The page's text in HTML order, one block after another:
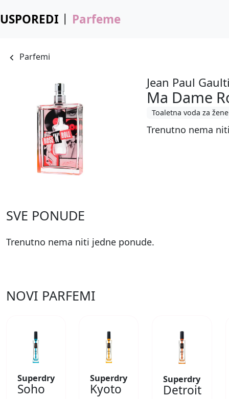
USPOREDI Parfeme
Parfemi
Jean Paul
Ma Dame
Toaletna voda za žene
Trenutno nema
SVE PONUDE
Trenutno nema niti jedne ponude.
NOVI PARFEMI
Superdry
Soho
Superdry
Kyoto
Superdry
Detroit